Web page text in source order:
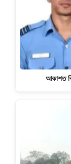
আকাশত